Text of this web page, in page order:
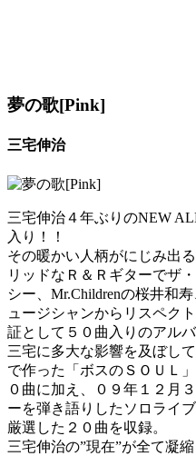
夢の歌[Pink]
三宅伸治
三宅伸治４年ぶりのNEW
入り！！
その暖かい人柄がにじみ出
リッドなＲ＆Ｒギターでザ
シー、Mr.Childrenの桜井和
ュージシャンからリスペク
証として５０曲入りのアル
三宅に多大な影響を及ぼし
で作った「ボスのＳＯＵＬ
０曲に加え、０９年１２月
ーを弾き語りしたソロライ
厳選した２０曲を収録。
三宅伸治の”現在”が全て凝